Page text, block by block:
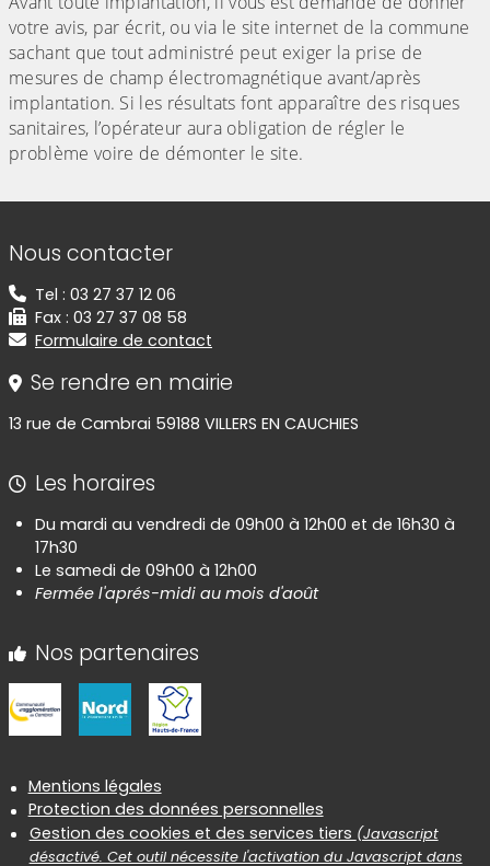
votre avis, par écrit, ou via le site internet de la commune
sachant que tout administré peut exiger la prise de
mesures de champ électromagnétique avant/après
implantation. Si les résultats font apparaître des risques
sanitaires, l’opérateur aura obligation de régler le
problème voire de démonter le site.
Informations de contact
Nous contacter
Tel : 03 27 37 12 06
Fax : 03 27 37 08 58
Formulaire de contact
Se rendre en mairie
13 rue de Cambrai 59188 VILLERS EN CAUCHIES
Les horaires
Du mardi au vendredi de 09h00 à 12h00 et de 16h30 à
17h30
Le samedi de 09h00 à 12h00
Fermée l'aprés-midi au mois d'août
Nos partenaires
Informations réglementaires
Mentions légales
Protection des données personnelles
Gestion des cookies et des services tiers (Javascript
désactivé. Cet outil nécessite l'activation du Javascript dans